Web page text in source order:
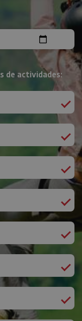
de actividades: